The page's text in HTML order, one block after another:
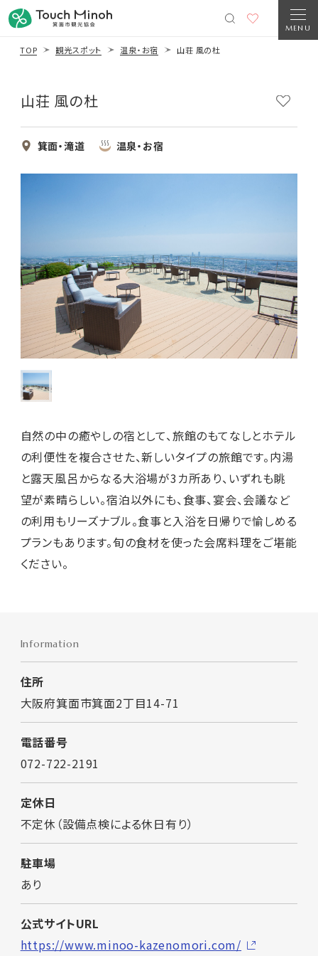
MENU
TOP 観光スポット 温泉・お宿 山荘 風の杜
山荘 風の杜
箕面・滝道 温泉・お宿
自然の中の癒やしの宿として、旅館のもてなしとホテル
の利便性を複合させた、新しいタイプの旅館です。内湯
と露天風呂からなる大浴場が3カ所あり、いずれも眺
望が素晴らしい。宿泊以外にも、食事、宴会、会議など
の利用もリーズナブル。食事と入浴を日帰りで愉しめる
プランもあります。旬の食材を使った会席料理をご堪能
ください。
Information
住所
大阪府箕面市箕面2丁目14-71
電話番号
072-722-2191
定休日
不定休（設備点検による休日有り）
駐車場
あり
公式サイトURL
https://www.minoo-kazenomori.com/